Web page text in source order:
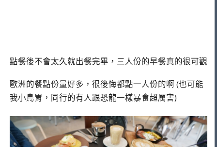
點餐後不會太久就出餐完畢，三人份的早餐真的很可觀
歐洲的餐點份量好多，很後悔都點一人份的啊 (也可能
我小鳥胃，同行的有人跟恐龍一樣暴食超厲害)